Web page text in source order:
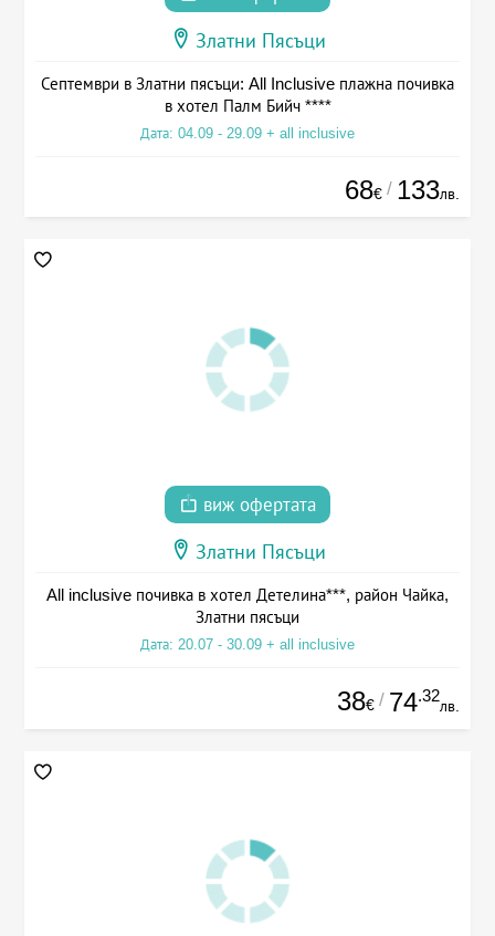
Златни Пясъци
Септември в Златни пясъци: All Inclusive плажна почивка
в хотел Палм Бийч ****
Дата: 04.09 - 29.09 + all inclusive
68€ / 133лв.
виж офертата
Златни Пясъци
All inclusive почивка в хотел Детелина***, район Чайка,
Златни пясъци
Дата: 20.07 - 30.09 + all inclusive
38€ / 74.32
лв.